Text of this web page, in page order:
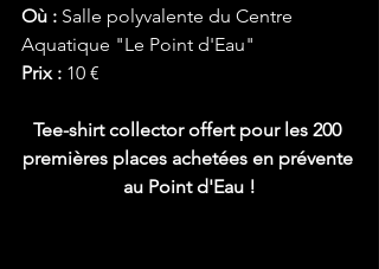
Où : Salle polyvalente du Centre
Aquatique "Le Point d'Eau"
Prix : 10 €
Tee-shirt collector offert pour les 200
premières places achetées en prévente
au Point d'Eau !